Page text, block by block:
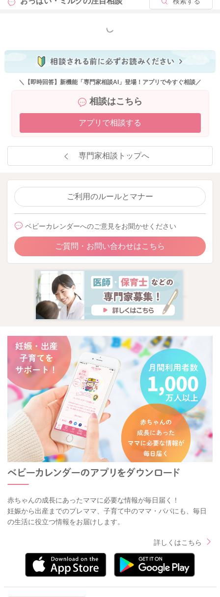
もっと見る
＼【即時回答】新機能「専門家相談AI」登場！アプリで今すぐ相談／
相談はこちら
アプリで相談する
専門家相談トップへ
ご利用のルールとマナー
ベビーカレンダーへのご意見をお聞かせください
ご質問・お問い合わせはこちら
赤ちゃんの成長にあったママに必要な情報が毎日届く！
妊娠から出産までのプレママ、子育て中のママ・パパにも、毎日
の生活に役立つ情報をお届けします。
詳しくはこちら